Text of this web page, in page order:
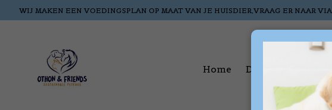
WIJ MAKEN EEN VOEDINGSPLAN OP MAAT VAN JE HUISDIER,VRAAG ER NAAR VIA
Home Dogs